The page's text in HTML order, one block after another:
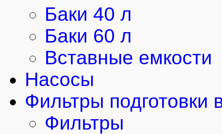
Баки 40 л
Баки 60 л
Вставные емкости
Насосы
Фильтры подготовки
Фильтры